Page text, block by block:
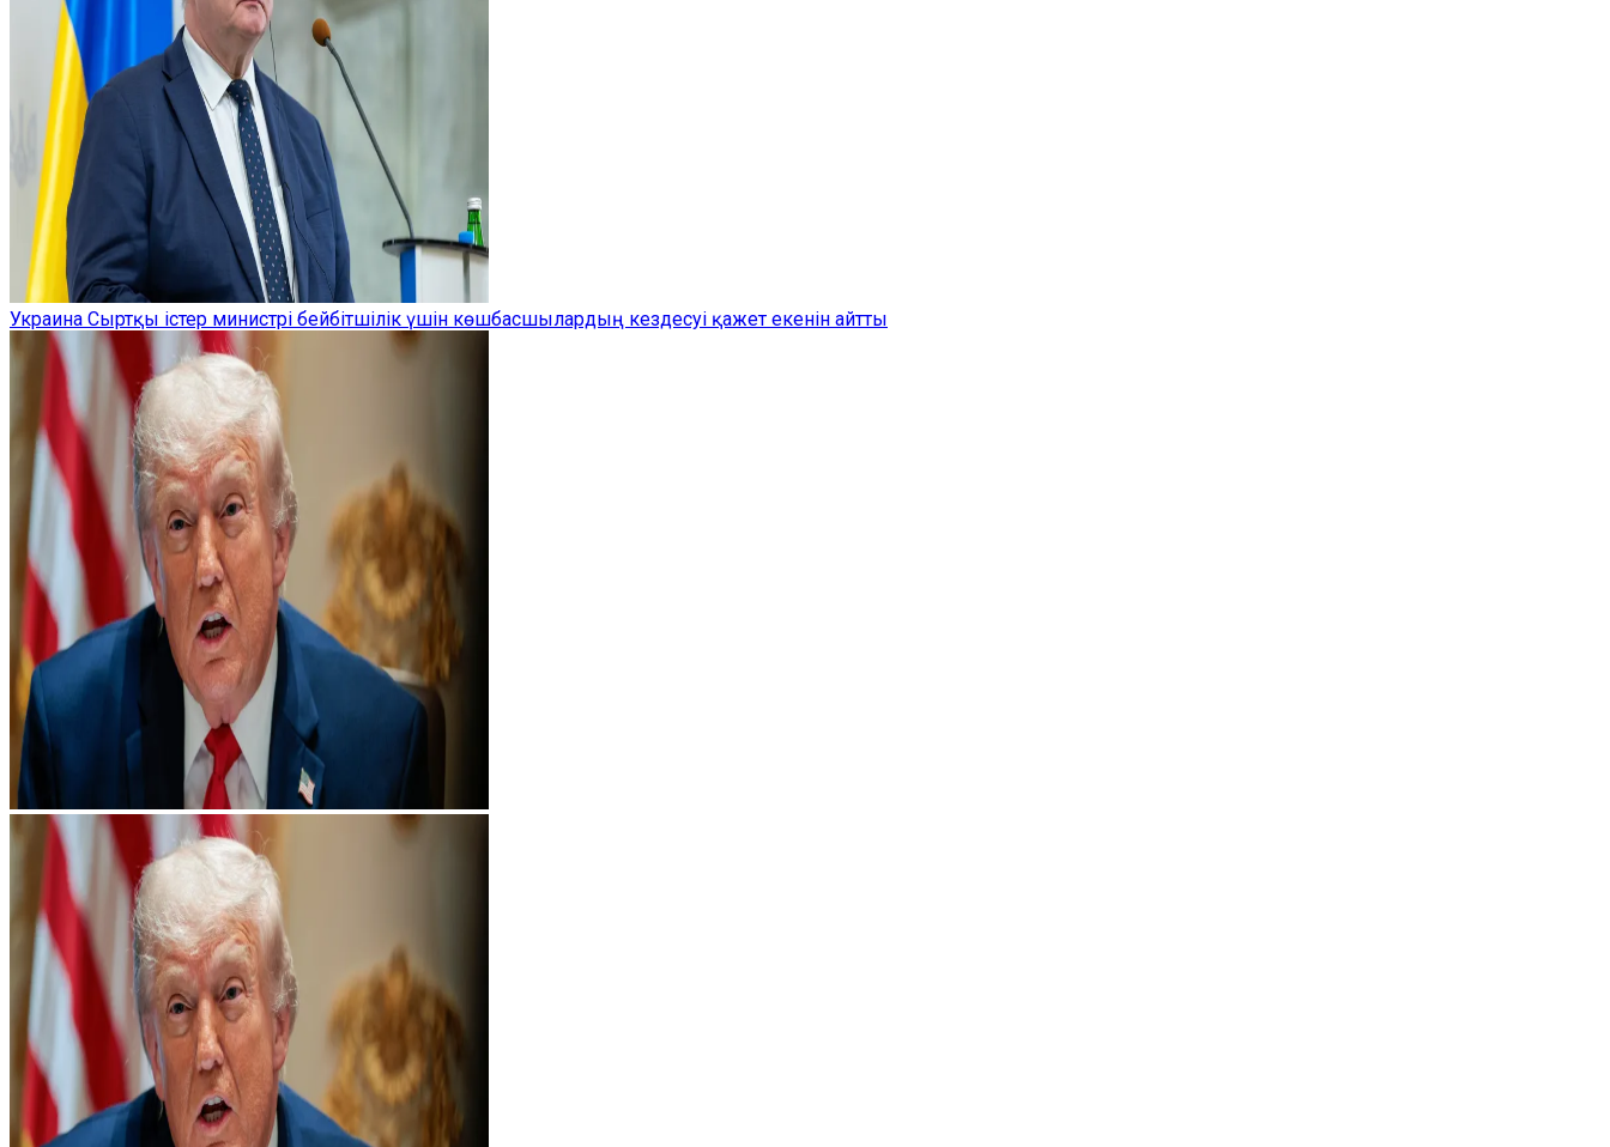
Украина Сыртқы істер министрі бейбітшілік үшін көшбасшылардың кездесуі қажет екенін айтты